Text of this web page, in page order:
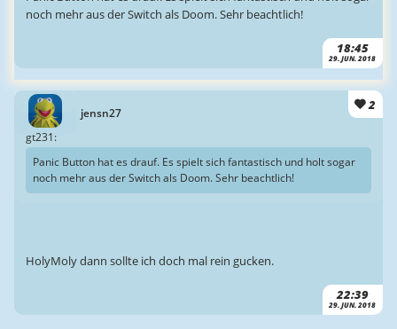
18:45
29. JUN. 2018
noch mehr aus der Switch als Doom. Sehr beachtlich!
jensn27
2
22:39
29. JUN. 2018
gt231:
Panic Button hat es drauf. Es spielt sich fantastisch und holt sogar
noch mehr aus der Switch als Doom. Sehr beachtlich!
HolyMoly dann sollte ich doch mal rein gucken.